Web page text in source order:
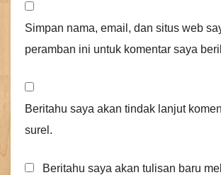
Simpan nama, email, dan situs web
peramban ini untuk komentar saya
Beritahu saya akan tindak lanjut
surel.
Beritahu saya akan tulisan baru